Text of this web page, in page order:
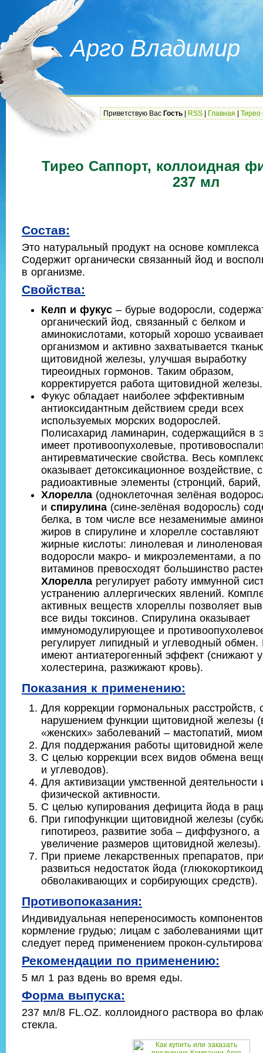
Арго Владимир
Приветствую Вас Гость RSS Главная Тирео
Тирео Саппорт, коллоидная
237 мл
Состав:
Это натуральный продукт на основе
Содержит органически связанный йод и
в организме.
Свойства:
Келп и фукус – бурые водоросли,
органический йод, связанный с белком и
аминокислотами, который хорошо
организмом и активно захватывается
щитовидной железы, улучшая выработку
тиреоидных гормонов. Таким образом,
корректируется работа щитовидной железы.
Фукус обладает наиболее эффективным
антиоксидантным действием среди всех
используемых морских водорослей.
Полисахарид ламинарин, содержащийся в
имеет противоопухолевые,
антиревматические свойства. Весь
оказывает детоксикационное воздействие,
радиоактивные элементы (стронций,
Хлорелла (одноклеточная зелёная
и спирулина (сине-зелёная водоросль)
белка, в том числе все незаменимые
жиров в спирулине и хлорелле
жирные кислоты: линолевая и
водоросли макро- и микроэлементами, а по
витаминов превосходят большинство
Хлорелла регулирует работу иммунной
устранению аллергических явлений.
активных веществ хлореллы позволяет
все виды токсинов. Спирулина оказывает
иммуномодулирующее и
регулирует липидный и углеводный
имеют антиатерогенный эффект (снижают
холестерина, разжижают кровь).
Показания к применению:
Для коррекции гормональных расстройств,
нарушением функции щитовидной железы
«женских» заболеваний – мастопатий,
Для поддержания работы щитовидной
С целью коррекции всех видов обмена
и углеводов).
Для активизации умственной
физической активности.
С целью купирования дефицита йода в
При гипофункции щитовидной железы
гипотиреоз, развитие зоба – диффузного, а
увеличение размеров щитовидной железы).
При приеме лекарственных препаратов,
развиться недостаток йода
обволакивающих и сорбирующих средств).
Противопоказания:
Индивидуальная непереносимость
кормление грудью; лицам с заболеваниями
следует перед применением прокон-
Рекомендации по применению:
5 мл 1 раз вдень во время еды.
Форма выпуска:
237 мл/8 FL.OZ. коллоидного раствора во
стекла.